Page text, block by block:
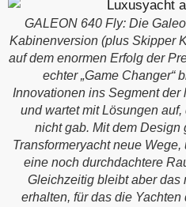
GALEON 640 Fly: Die
Kabinenversion (plus Skipper
auf dem enormen Erfolg der
echter „Game Changer“
Innovationen ins Segment
und wartet mit Lösungen
nicht gab. Mit dem Design
Transformeryacht neue
eine noch durchdachtere
Gleichzeitig bleibt aber das
erhalten, für das die